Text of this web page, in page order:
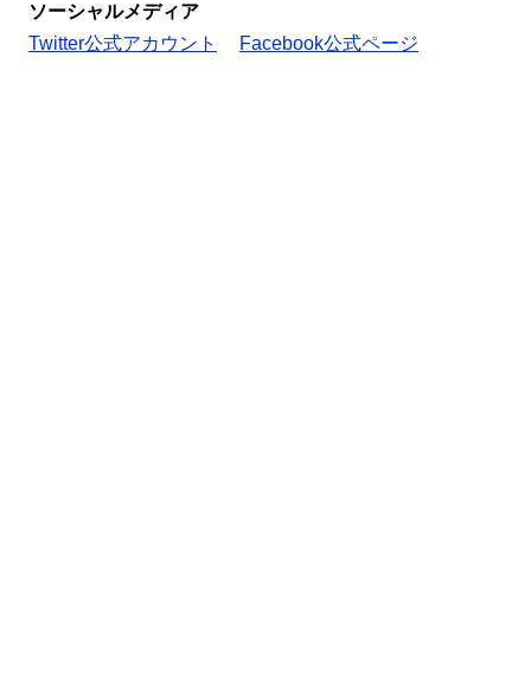
ソーシャルメディア
Twitter公式アカウント
Facebook公式ページ